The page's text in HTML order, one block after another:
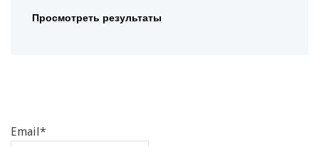
Просмотреть результаты
Email*